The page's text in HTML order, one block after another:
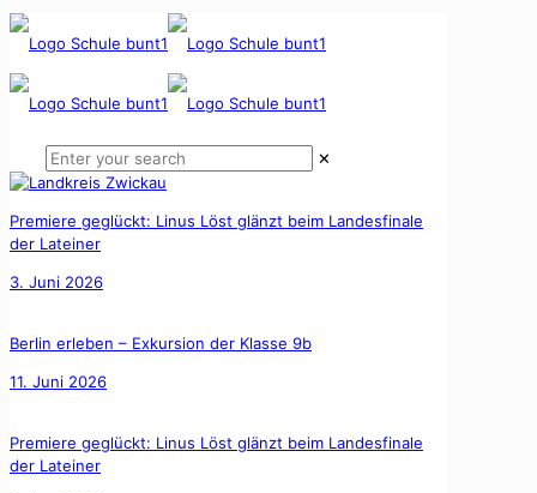
✕
Premiere geglückt: Linus Löst glänzt beim Landesfinale
der Lateiner
3. Juni 2026
Berlin erleben – Exkursion der Klasse 9b
11. Juni 2026
Premiere geglückt: Linus Löst glänzt beim Landesfinale
der Lateiner